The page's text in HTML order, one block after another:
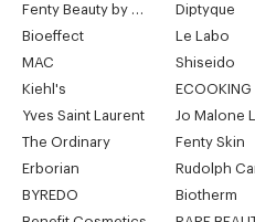
Diptyque
Bioeffect
Le Labo
MAC
Shiseido
Kiehl's
ECOOKING
Yves Saint Laurent
Jo Malone
The Ordinary
Fenty Skin
Erborian
Rudolph
BYREDO
Biotherm